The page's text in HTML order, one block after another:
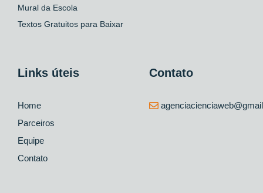
Mural da Escola
Textos Gratuitos para Baixar
Links úteis
Home
Parceiros
Equipe
Contato
Contato